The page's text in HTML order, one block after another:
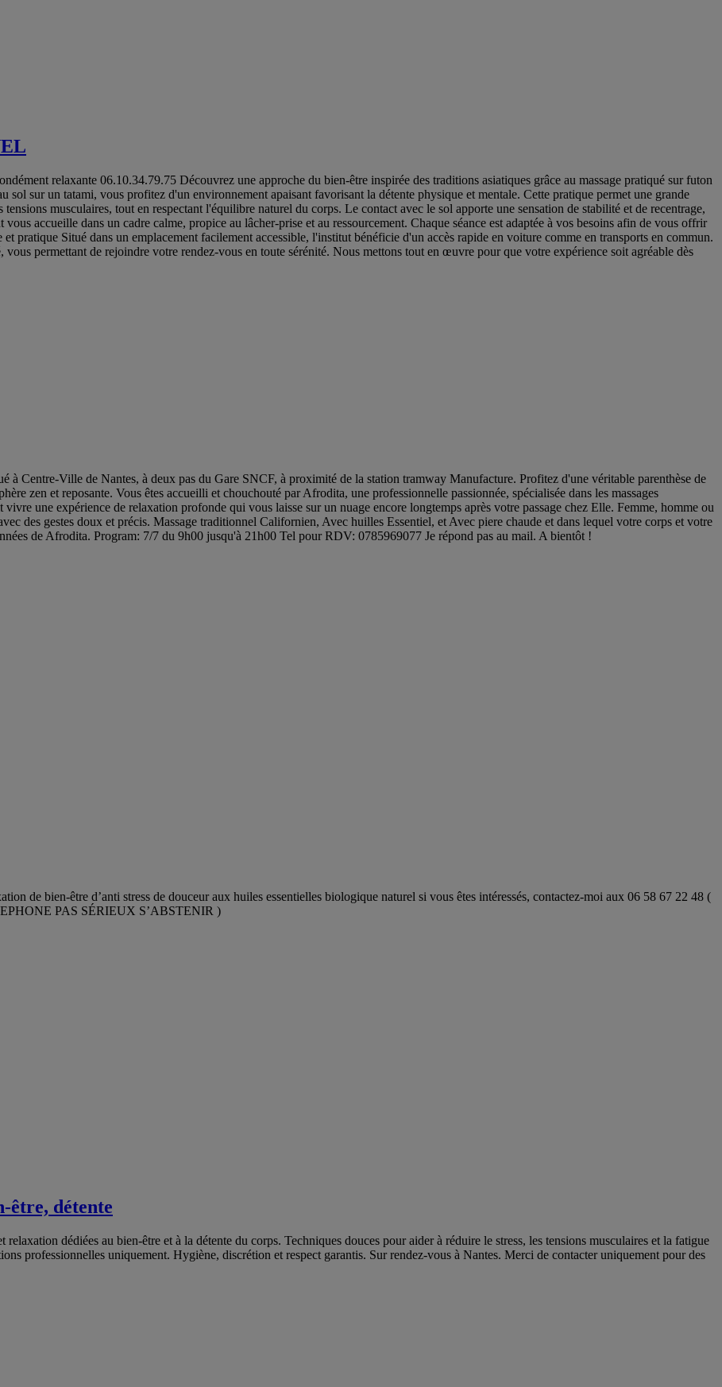
relaxante 06.10.34.79.75 Découvrez une approche du bien-être inspirée des traditions asiatiques grâce au massage pratiqué sur futon
sol sur un tatami, vous profitez d'un environnement apaisant favorisant la détente physique et mentale. Cette pratique permet une grande
musculaires, tout en respectant l'équilibre naturel du corps. Le contact avec le sol apporte une sensation de stabilité et de recentrage,
accueille dans un cadre calme, propice au lâcher-prise et au ressourcement. Chaque séance est adaptée à vos besoins afin de vous offrir
pratique Situé dans un emplacement facilement accessible, l'institut bénéficie d'un accès rapide en voiture comme en transports en commun.
permettant de rejoindre votre rendez-vous en toute sérénité. Nous mettons tout en œuvre pour que votre expérience soit agréable dès
à Centre-Ville de Nantes, à deux pas du Gare SNCF, à proximité de la station tramway Manufacture. Profitez d'une véritable parenthèse de
zen et reposante. Vous êtes accueilli et chouchouté par Afrodita, une professionnelle passionnée, spécialisée dans les massages
une expérience de relaxation profonde qui vous laisse sur un nuage encore longtemps après votre passage chez Elle. Femme, homme ou
des gestes doux et précis. Massage traditionnel Californien, Avec huilles Essentiel, et Avec piere chaude et dans lequel votre corps et votre
de Afrodita. Program: 7/7 du 9h00 jusqu'à 21h00 Tel pour RDV: 0785969077 Je répond pas au mail. A bientôt !
de bien-être d’anti stress de douceur aux huiles essentielles biologique naturel si vous êtes intéressés, contactez-moi aux 06 58 67 22 48 (
PAS SÉRIEUX S’ABSTENIR )
être, détente
relaxation dédiées au bien-être et à la détente du corps. Techniques douces pour aider à réduire le stress, les tensions musculaires et la fatigue
professionnelles uniquement. Hygiène, discrétion et respect garantis. Sur rendez-vous à Nantes. Merci de contacter uniquement pour des